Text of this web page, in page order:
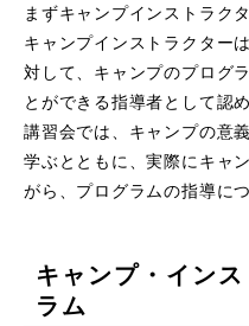
まずキャンプインストラク
キャンプインストラクター
対して、キャンプのプログ
とができる指導者として認
講習会では、キャンプの意
学ぶとともに、実際にキャ
がら、プログラムの指導に
キャンプ・イン
ラム